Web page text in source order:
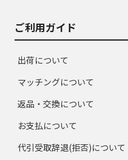
ご利用ガイド
出荷について
マッチングについて
返品・交換について
お支払について
代引受取辞退(拒否)について